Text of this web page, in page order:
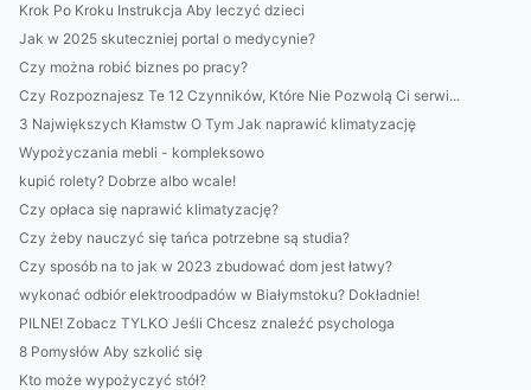
Krok Po Kroku Instrukcja Aby leczyć dzieci
Jak w 2025 skuteczniej portal o medycynie?
Czy można robić biznes po pracy?
Czy Rozpoznajesz Te 12 Czynników, Które Nie Pozwolą Ci serwi...
3 Największych Kłamstw O Tym Jak naprawić klimatyzację
Wypożyczania mebli - kompleksowo
kupić rolety? Dobrze albo wcale!
Czy opłaca się naprawić klimatyzację?
Czy żeby nauczyć się tańca potrzebne są studia?
Czy sposób na to jak w 2023 zbudować dom jest łatwy?
wykonać odbiór elektroodpadów w Białymstoku? Dokładnie!
PILNE! Zobacz TYLKO Jeśli Chcesz znaleźć psychologa
8 Pomysłów Aby szkolić się
Kto może wypożyczyć stół?